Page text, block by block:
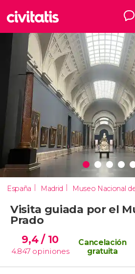
España Madrid
Visita guiada por el
Prado
9,4/ 10
4.847 opiniones
Cancelación
gratuita